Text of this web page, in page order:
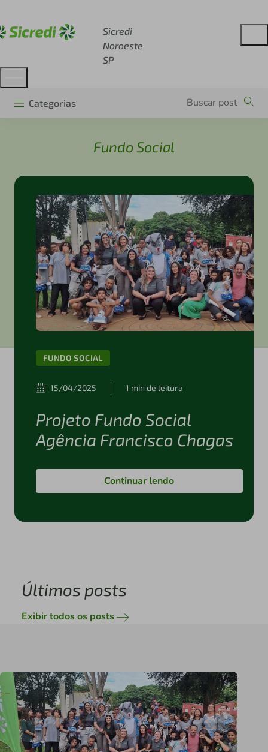
Sicredi
Noroeste
SP
Categorias
Fundo Social
FUNDO SOCIAL
15/04/2025 1 min de leitura
Projeto Fundo Social
Agência Francisco Chagas
Continuar lendo
Últimos posts
Exibir todos os posts